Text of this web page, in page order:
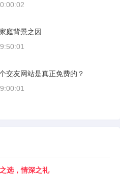
庭背景之因
交友网站是真正免费的？
选，情深之礼